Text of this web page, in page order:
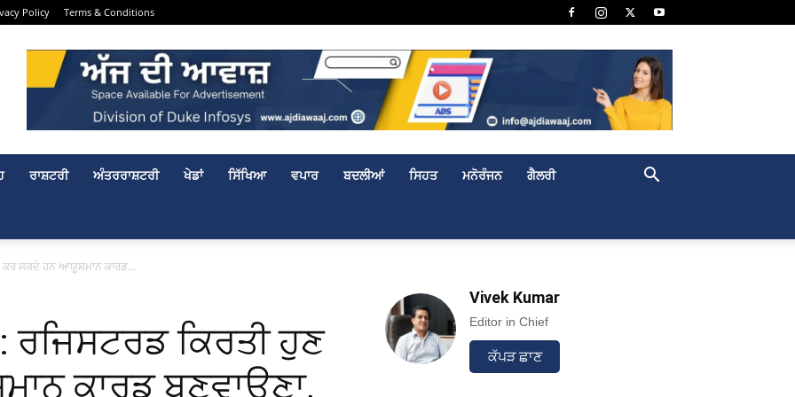
Policy Terms & Conditions
ਰਾਸ਼ਟਰੀ ਅੰਤਰਰਾਸ਼ਟਰੀ ਖੇਡਾਂ ਸਿੱਖਿਆ ਵਪਾਰ ਬਦਲੀਆਂ ਸਿਹਤ ਮਨੋਰੰਜਨ ਗੈਲਰੀ
ਕਰ ਸਕਦੇ ਹਨ ਆਯੂਸ਼ਮਾਨ ਕਾਰਡ...
ਕਿਰਤੀ ਹੁਣ
ਕਾਰਡ ਬਣਵਾਉਣਾ,
Vivek Kumar
Editor in Chief
ਕੱਪੜ ਛਾਣ